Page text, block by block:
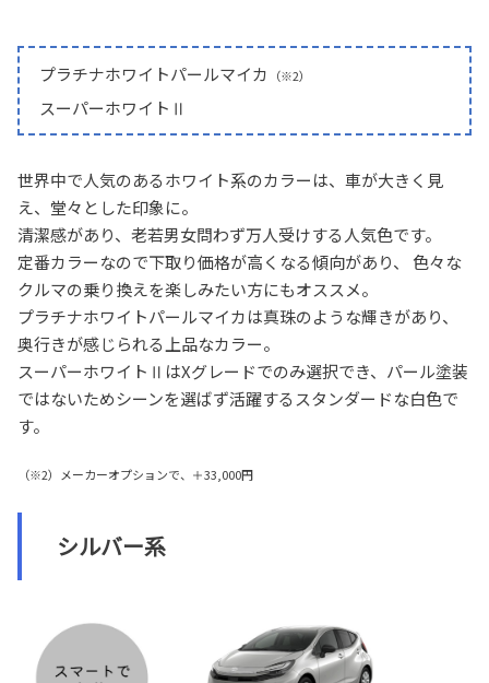
プラチナホワイトパールマイカ （※2）
スーパーホワイトⅡ
世界中で人気のあるホワイト系のカラーは、車が大きく見
え、堂々とした印象に。
清潔感があり、老若男女問わず万人受けする人気色です。
定番カラーなので下取り価格が高くなる傾向があり、 色々な
クルマの乗り換えを楽しみたい方にもオススメ。
プラチナホワイトパールマイカは真珠のような輝きがあり、
奥行きが感じられる上品なカラー。
スーパーホワイトⅡはXグレードでのみ選択でき、パール塗装
ではないためシーンを選ばず活躍するスタンダードな白色で
す。
（※2）メーカーオプションで、＋33,000円
シルバー系